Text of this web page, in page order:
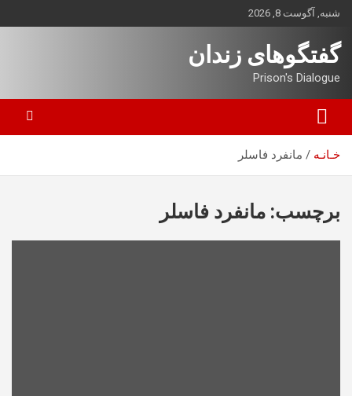
بروید
شنبه, آگوست 8, 2026
گفتگوهای زندان
Prison's Dialogue
خـانـه مانفرد فاسلر
برچسب: مانفرد فاسلر